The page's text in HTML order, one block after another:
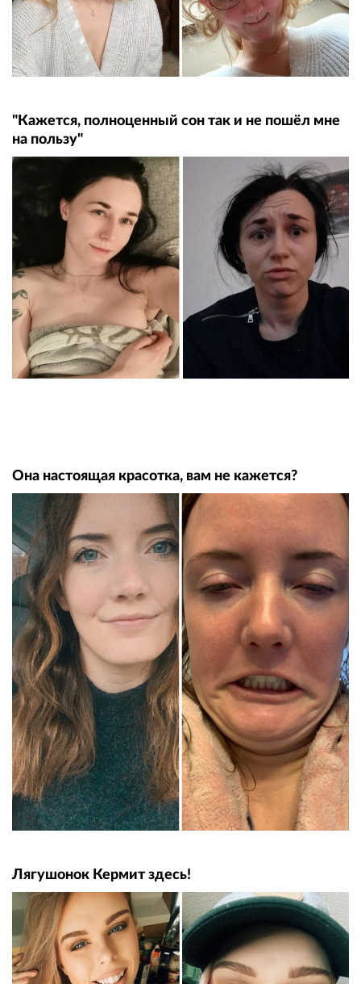
"Кажется, полноценный сон так и не пошёл мне
на пользу"
Она настоящая красотка, вам не кажется?
Лягушонок Кермит здесь!